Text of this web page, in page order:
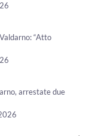
“Atto
arrestate due